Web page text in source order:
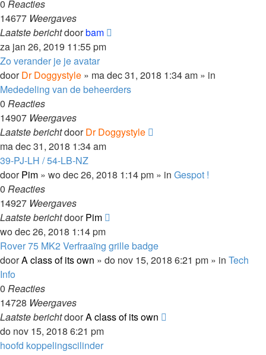
0 Reacties
14677 Weergaves
Laatste berichtdoorbam
za jan 26, 2019 11:55 pm
Zo verander je je avatar
doorDr Doggystyle » ma dec 31, 2018 1:34 am » in
Mededeling van de beheerders
0 Reacties
14907 Weergaves
Laatste berichtdoorDr Doggystyle
ma dec 31, 2018 1:34 am
39-PJ-LH / 54-LB-NZ
doorPim » wo dec 26, 2018 1:14 pm » in Gespot !
0 Reacties
14927 Weergaves
Laatste berichtdoorPim
wo dec 26, 2018 1:14 pm
Rover 75 MK2 Verfraaïng grille badge
doorA class of its own » do nov 15, 2018 6:21 pm » in Tech
Info
0 Reacties
14728 Weergaves
Laatste berichtdoorA class of its own
do nov 15, 2018 6:21 pm
hoofd koppelingscilinder